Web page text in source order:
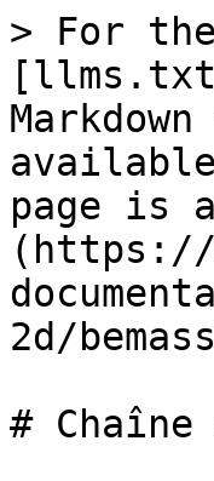
> For
page is
2d/
#